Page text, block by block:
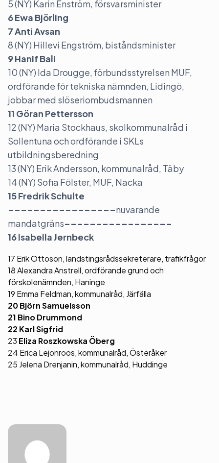
5 (NY) Karin Enström, försvarsminister
6 Ewa Björling
7 Anti Avsan
8 (NY) Hillevi Engström, biståndsminister
9 Hanif Bali
10 (NY) Ida Drougge, förbundsstyrelsen MUF,
ordförande för tekniska nämnden, Lidingö,
jobbar med slöseriombudsmannen
11 Göran Pettersson
12 (NY) Maria Stockhaus, skolkommunalråd i
Sollentuna och ordförande i SKLs
utbildningsberedning
13 (NY) Erik Andersson, kommunalråd, Täby
14 (NY) Sofia Fölster, MUF, Nacka
15 Fredrik Schulte
–––––––––––––––––nuvarande
mandatgräns–––––––––––––––––
16 Isabella Jernbeck
17 Erik Ottoson, landstingsrådssekreterare, trafikfrågor
18 Alexandra Anstrell, ordförande grund och
förskolenämnden, Haninge
19 Emma Feldman, kommunalråd, Järfälla
20 Björn Samuelsson
21 Bino Drummond
22 Karl Sigfrid
23 Eliza Roszkowska Öberg
24 Erica Lejonroos, kommunalråd, Österåker
25 Jelena Drenjanin, kommunalråd, Huddinge